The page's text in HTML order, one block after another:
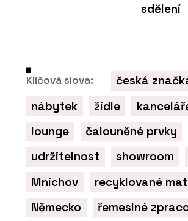
sdělení
Klíčová slova:
česká
nábytek
židle
lounge
čalouněné prvky
udržitelnost
showroom
Mnichov
recyklované
Německo
řemeslné